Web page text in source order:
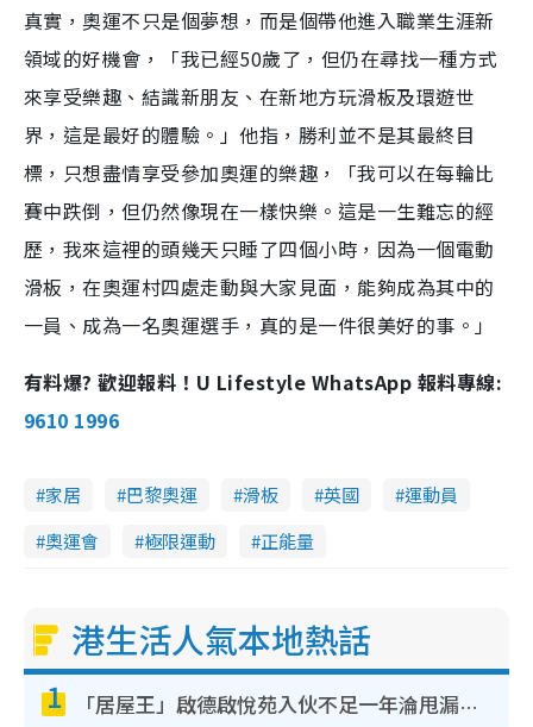
真實，奧運不只是個夢想，而是個帶他進入職業生涯新
領域的好機會，
「我已經50歲了，但仍在尋找一種方式
來享受樂趣、結識新朋友、在新地方玩滑板及環遊世
界，這是最好的體驗。」他指， 勝利並不是其最終目
標，只想盡情享受參加奧運的樂趣，「我可以在每輪比
賽中跌倒，但仍然像現在一樣快樂。這是一生難忘的經
歷，我來這裡的頭幾天只睡了四個小時，因為一個電動
滑板，在奧運村四處走動與大家見面，能夠成為其中的
一員、成為一名奧運選手，真的是一件很美好的事。」
有料爆? 歡迎報料！U Lifestyle WhatsApp 報料專線:
9610 1996
家居 巴黎奧運 滑板 英國
運動員
奧運會
極限運動 正能量
港生活人氣本地熱話
1 「居屋王」啟德啟悅苑入伙不足一年淪甩漏之王！插頭噴火花致大停電 多戶業主全屋家電報銷